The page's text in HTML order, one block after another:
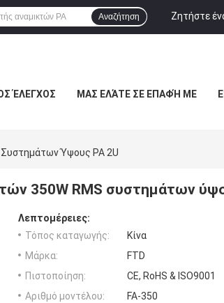
Ζητήστε
Αναζήτηση
ΈΛΕΓΧΟΣ ΜΑΣ ΕΛΆΤΕ ΣΕ ΕΠΑΦΉ ΜΕ
Ύψους PA 2U
350W RMS συστημάτων
Λεπτομέρειες:
Τόπος καταγωγής:
Κίνα
Μάρκα:
FTD
Πιστοποίηση:
CE, RoHS & ISO9001
Αριθμό μοντέλου:
FA-350